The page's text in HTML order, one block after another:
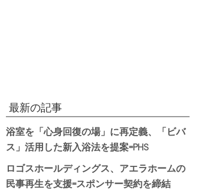
最新の記事
浴室を「心身回復の場」に再定義、「ビバ
ス」活用した新入浴法を提案=PHS
ロゴスホールディングス、アエラホームの
民事再生を支援=スポンサー契約を締結